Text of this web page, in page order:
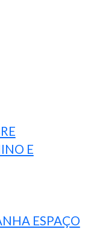
E
ESPAÇO